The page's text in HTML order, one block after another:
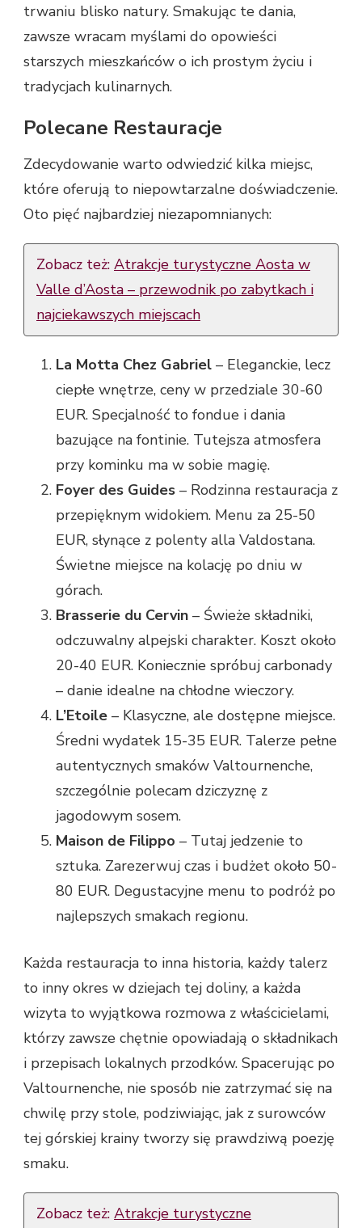
trwaniu blisko natury. Smakując te dania,
zawsze wracam myślami do opowieści
starszych mieszkańców o ich prostym życiu i
tradycjach kulinarnych.
Polecane Restauracje
Zdecydowanie warto odwiedzić kilka miejsc,
które oferują to niepowtarzalne doświadczenie.
Oto pięć najbardziej niezapomnianych:
Zobacz też: Atrakcje turystyczne Aosta w
Valle d’Aosta – przewodnik po zabytkach i
najciekawszych miejscach
La Motta Chez Gabriel – Eleganckie, lecz
ciepłe wnętrze, ceny w przedziale 30-60
EUR. Specjalność to fondue i dania
bazujące na fontinie. Tutejsza atmosfera
przy kominku ma w sobie magię.
Foyer des Guides – Rodzinna restauracja z
przepięknym widokiem. Menu za 25-50
EUR, słynące z polenty alla Valdostana.
Świetne miejsce na kolację po dniu w
górach.
Brasserie du Cervin – Świeże składniki,
odczuwalny alpejski charakter. Koszt około
20-40 EUR. Koniecznie spróbuj carbonady
– danie idealne na chłodne wieczory.
L’Etoile – Klasyczne, ale dostępne miejsce.
Średni wydatek 15-35 EUR. Talerze pełne
autentycznych smaków Valtournenche,
szczególnie polecam dziczyznę z
jagodowym sosem.
Maison de Filippo – Tutaj jedzenie to
sztuka. Zarezerwuj czas i budżet około 50-
80 EUR. Degustacyjne menu to podróż po
najlepszych smakach regionu.
Każda restauracja to inna historia, każdy talerz
to inny okres w dziejach tej doliny, a każda
wizyta to wyjątkowa rozmowa z właścicielami,
którzy zawsze chętnie opowiadają o składnikach
i przepisach lokalnych przodków. Spacerując po
Valtournenche, nie sposób nie zatrzymać się na
chwilę przy stole, podziwiając, jak z surowców
tej górskiej krainy tworzy się prawdziwą poezję
smaku.
Zobacz też: Atrakcje turystyczne